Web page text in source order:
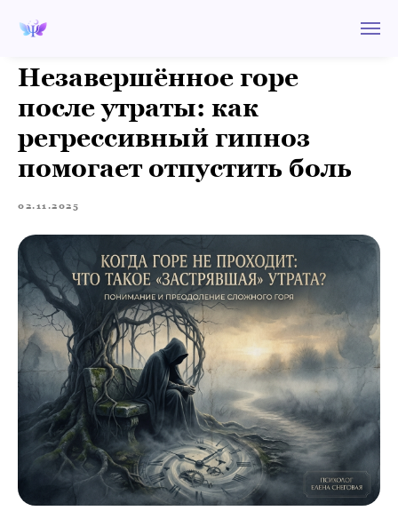
Незавершённое горе
после утраты: как
регрессивный гипноз
помогает отпустить боль
02.11.2025